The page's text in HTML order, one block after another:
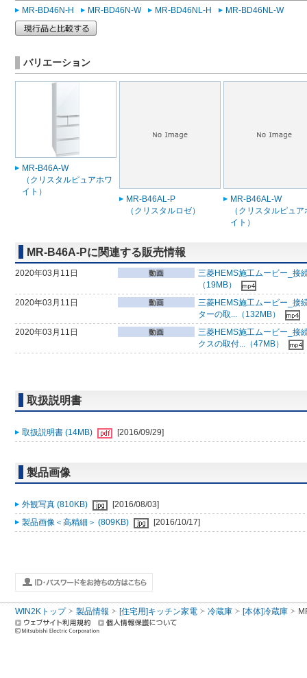
MR-BD46N-H MR-BD46N-W MR-BD46NL-H MR-BD46NL-W
バリエーション
MR-B46A-W
（クリスタルピュアホワ
イト）
MR-B46AL-P
（クリスタルロゼ）
MR-B46AL-W
（クリスタルピュア
イト）
MR-B46A-Pに関連する販売情報
2020年03月11日
三菱HEMS施工ムービー_接
（19MB）
2020年03月11日
三菱HEMS施工ムービー_接
ターの取...（132MB）
2020年03月11日
三菱HEMS施工ムービー_接
クスの取付...（47MB）
取扱説明書
取扱説明書 (14MB) [2016/09/29]
製品画像
外観写真 (810KB)
[2016/08/03]
製品画像＜高精細＞ (809KB)
[2016/10/17]
WIN2Kトップ 製品情報 [住宅用]キッチン家電 冷蔵庫 [本体]冷蔵庫